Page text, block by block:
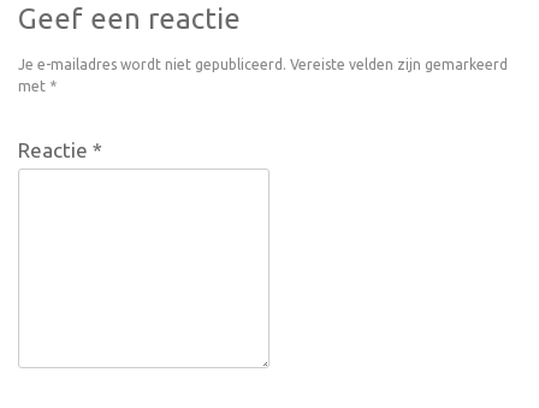
Geef een reactie
Je e-mailadres wordt niet gepubliceerd.
Vereiste velden zijn gemarkeerd
met *
Reactie *